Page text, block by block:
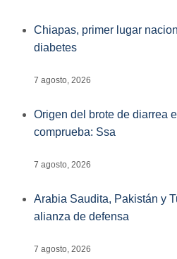
Chiapas, primer lugar
diabetes
7 agosto, 2026
Origen del brote de diarrea
comprueba: Ssa
7 agosto, 2026
Arabia Saudita, Pakistán y
alianza de defensa
7 agosto, 2026